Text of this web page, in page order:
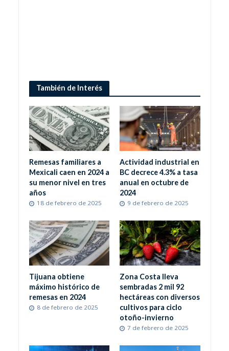
También de Interés
Remesas familiares a
Mexicali caen en 2024 a
su menor nivel en tres
años
18 de febrero de 2025
Actividad industrial en
BC decrece 4.3% a tasa
anual en octubre de
2024
9 de febrero de 2025
Tijuana obtiene
máximo histórico de
remesas en 2024
8 de febrero de 2025
Zona Costa lleva
sembradas 2 mil 92
hectáreas con diversos
cultivos para ciclo
otoño-invierno
7 de febrero de 2025